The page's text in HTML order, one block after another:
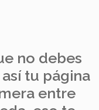
no debes
tu página
entre